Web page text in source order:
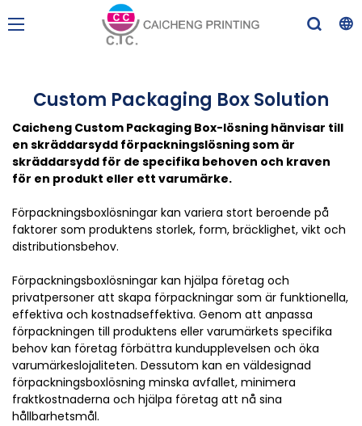
Custom Packaging Box Solution
Caicheng Custom Packaging Box-lösning hänvisar till
en skräddarsydd förpackningslösning som är
skräddarsydd för de specifika behoven och kraven
för en produkt eller ett varumärke.
Förpackningsboxlösningar kan variera stort beroende på
faktorer som produktens storlek, form, bräcklighet, vikt och
distributionsbehov.
Förpackningsboxlösningar kan hjälpa företag och
privatpersoner att skapa förpackningar som är funktionella,
effektiva och kostnadseffektiva. Genom att anpassa
förpackningen till produktens eller varumärkets specifika
behov kan företag förbättra kundupplevelsen och öka
varumärkeslojaliteten. Dessutom kan en väldesignad
förpackningsboxlösning minska avfallet, minimera
fraktkostnaderna och hjälpa företag att nå sina
hållbarhetsmål.